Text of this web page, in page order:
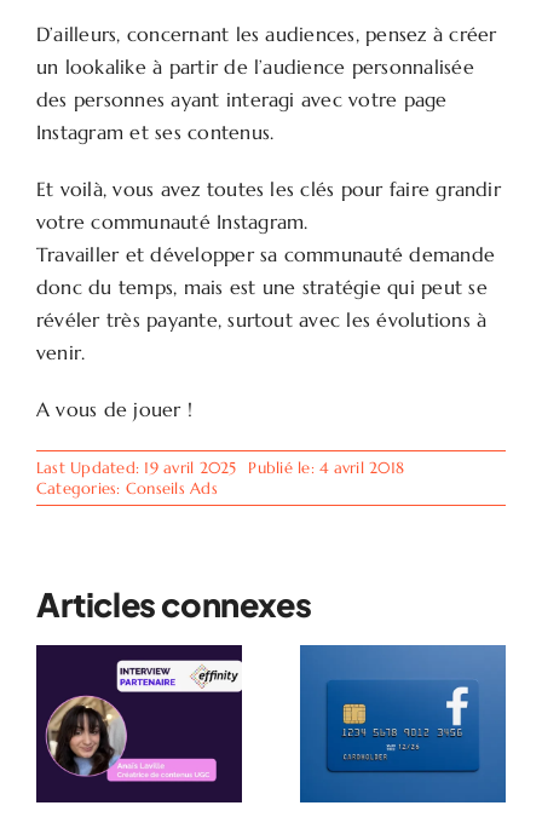
D’ailleurs, concernant les audiences, pensez à créer
un lookalike à partir de l’audience personnalisée
des personnes ayant interagi avec votre page
Instagram et ses contenus.
Et voilà, vous avez toutes les clés pour faire grandir
votre communauté Instagram.
Travailler et développer sa communauté demande
donc du temps, mais est une stratégie qui peut se
révéler très payante, surtout avec les évolutions à
venir.
A vous de jouer !
Last Updated: 19 avril 2025
Publié le: 4 avril 2018
Categories: Conseils Ads
Articles connexes